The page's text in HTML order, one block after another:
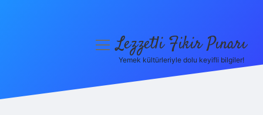
menüyüLezzetli Fikir Pınarı
Yemek kültürleriyle dolu keyifli bilgiler!